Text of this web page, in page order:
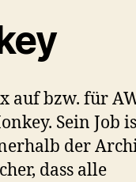
auf bzw. für
Sein Job
der
dass alle